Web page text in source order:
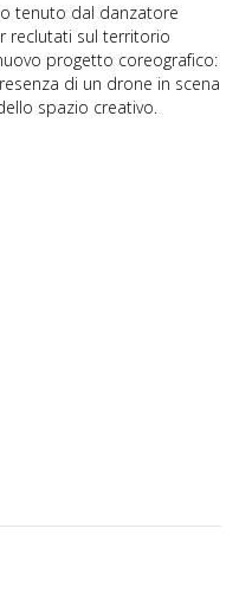
tenuto dal danzatore
reclutati sul territorio
progetto coreografico:
di un drone in scena
spazio creativo.